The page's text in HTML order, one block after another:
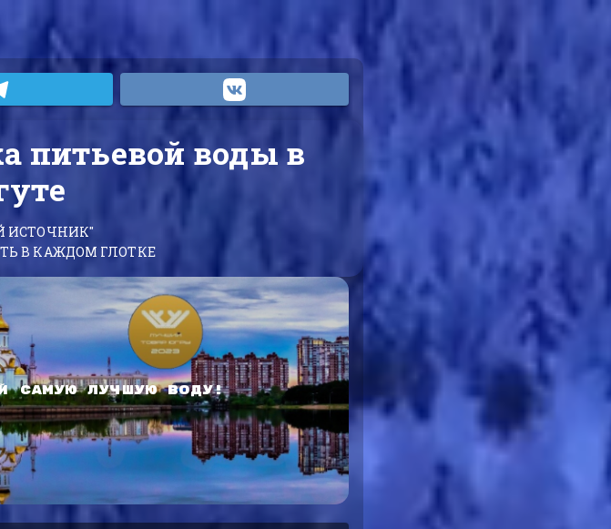
питьевой воды в
ИСТОЧНИК"
В КАЖДОМ ГЛОТКЕ
САМУЮ ЛУЧШУЮ ВОДУ!